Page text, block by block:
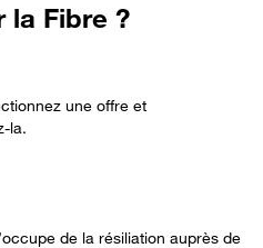
la Fibre ?
une offre et
la.
de la résiliation auprès de